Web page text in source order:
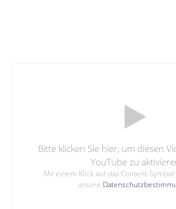
Bitte klicken Sie hier, um diesen
YouTube zu
Mit einem Klick auf das Content-
unsere